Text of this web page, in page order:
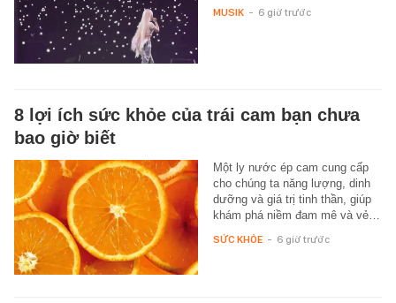
MUSIK - 6 giờ trước
8 lợi ích sức khỏe của trái cam bạn chưa
bao giờ biết
Một ly nước ép cam cung cấp
cho chúng ta năng lượng, dinh
dưỡng và giá trị tinh thần, giúp
khám phá niềm đam mê và vẻ…
SỨC KHỎE - 6 giờ trước